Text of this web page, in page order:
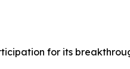
for its